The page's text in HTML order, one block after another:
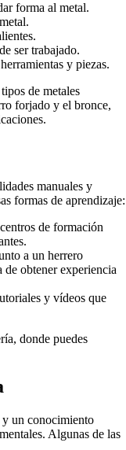
forma al metal.
ser trabajado.
y piezas.
de metales
forjado y el bronce,
manuales y
formas de aprendizaje:
de formación
a un herrero
de obtener experiencia
y vídeos que
donde puedes
y un conocimiento
Algunas de las